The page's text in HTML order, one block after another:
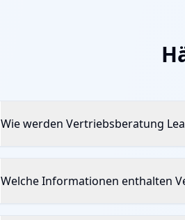
Wie werden Vertriebsberatung
Welche Informationen enthalten